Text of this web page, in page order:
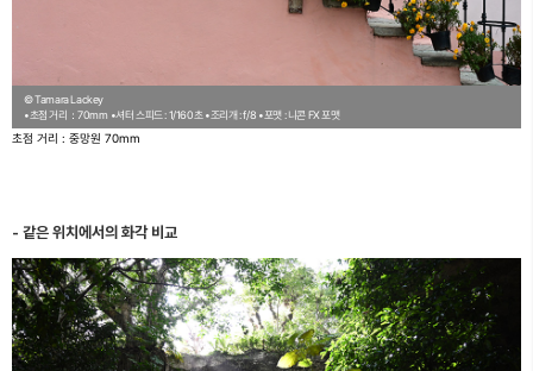
© Tamara Lackey
•초점 거리：70mm •셔터 스피드 : 1/160초 •조리개 : f/8 •포맷 : 니콘 FX 포맷
초점 거리 : 중망원 70mm
같은 위치에서의 화각 비교